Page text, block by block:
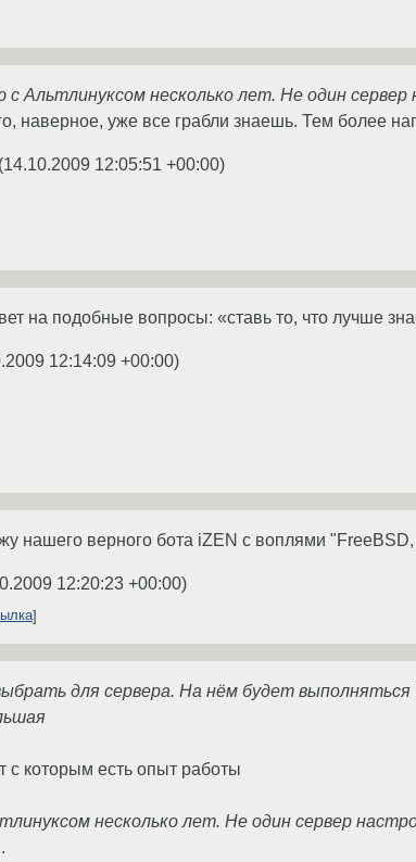
Альтлинуксом несколько лет. Не один сервер
наверное, уже все грабли знаешь. Тем более
(14.10.2009 12:05:51 +00:00)
на подобные вопросы: «ставь то, что лучше
12:14:09 +00:00)
нашего верного бота iZEN с воплями "FreeBSD,
12:20:23 +00:00)
для сервера. На нём будет выполняться
с которым есть опыт работы
несколько лет. Не один сервер